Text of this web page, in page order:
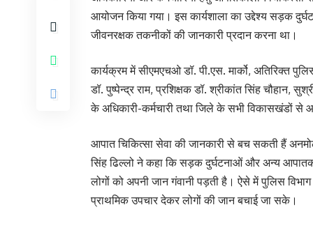
आयोजन किया गया। इस कार्यशाला का उद्देश्य सड़क
जीवनरक्षक तकनीकों की जानकारी प्रदान करना था।
कार्यक्रम में सीएमएचओ डॉ. पी.एस. मार्को, अतिरिक्त
डॉ. पुष्पेन्द्र राम, प्रशिक्षक डॉ. श्रीकांत सिंह चौहान,
के अधिकारी-कर्मचारी तथा जिले के सभी विकासखंडों
आपात चिकित्सा सेवा की जानकारी से बच सकती हैं
सिंह ढिल्लो ने कहा कि सड़क दुर्घटनाओं और अन्य
लोगों को अपनी जान गंवानी पड़ती है। ऐसे में पुलिस
प्राथमिक उपचार देकर लोगों की जान बचाई जा सके।